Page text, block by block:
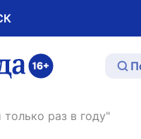
только раз в году"